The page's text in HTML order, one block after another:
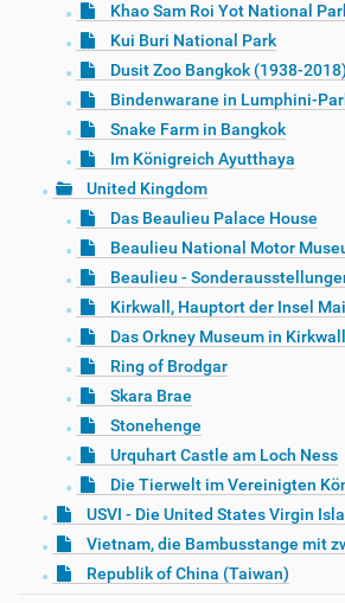
Khao Sam Roi Yot National
Kui Buri National Park
Dusit Zoo Bangkok (1938-2018)
Bindenwarane in Lumphini-
Snake Farm in Bangkok
Im Königreich Ayutthaya
United Kingdom
Das Beaulieu Palace House
Beaulieu National Motor
Beaulieu -
Kirkwall, Hauptort der Insel
Das Orkney Museum in Kirkwall
Ring of Brodgar
Skara Brae
Stonehenge
Urquhart Castle am Loch Ness
Die Tierwelt im Vereinigten
USVI - Die United States Virgin
Vietnam, die Bambusstange mit
Republik of China (Taiwan)